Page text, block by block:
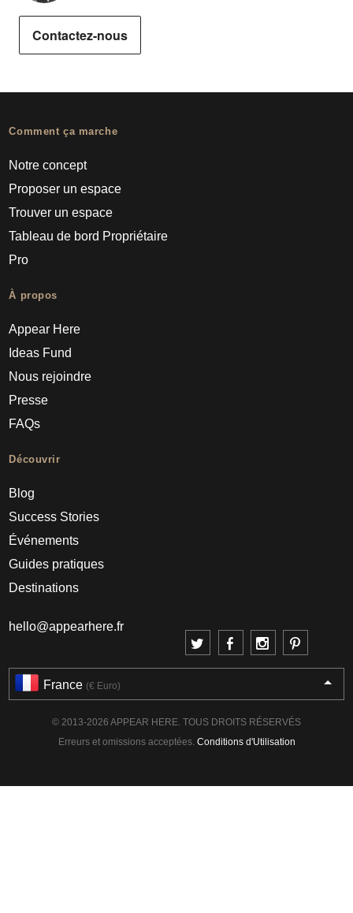
Contactez-nous
Comment ça marche
Notre concept
Proposer un espace
Trouver un espace
Tableau de bord Propriétaire
Pro
À propos
Appear Here
Ideas Fund
Nous rejoindre
Presse
FAQs
Découvrir
Blog
Success Stories
Événements
Guides pratiques
Destinations
hello@appearhere.fr
France (€ Euro)
© 2013-2026 APPEAR HERE. TOUS DROITS RÉSERVÉS
Erreurs et omissions acceptées. Conditions d'Utilisation